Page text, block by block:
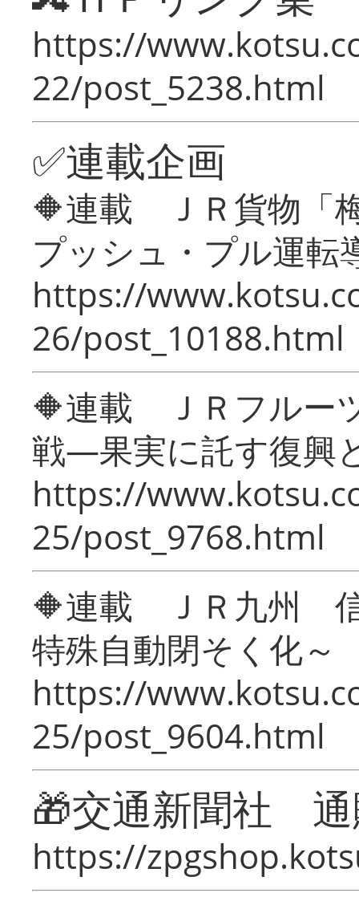
https://
22/post_5238.html
✅連載企画
🔶連載 ＪＲ貨物「
プッシュ・プル運転
https://
26/post_10188.html
🔶連載 ＪＲフルー
戦―果実に託す復興
https://
25/post_9768.html
🔶連載 ＪＲ九州 信
特殊自動閉そく化～
https://
25/post_9604.html
🎁交通新聞社
https://